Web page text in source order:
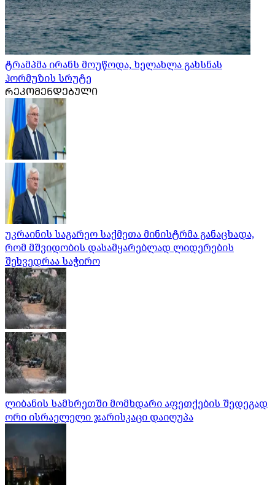
ტრამპმა ირანს მოუწოდა, ხელახლა გახსნას
ჰორმუზის სრუტე
ᲠᲔᲙᲝᲛᲔᲜᲓᲔᲑᲣᲚᲘ
უკრაინის საგარეო საქმეთა მინისტრმა განაცხადა,
რომ მშვიდობის დასამყარებლად ლიდერების
შეხვედრაა საჭირო
ლიბანის სამხრეთში მომხდარი აფეთქების შედეგად
ორი ისრაელელი ჯარისკაცი დაიღუპა